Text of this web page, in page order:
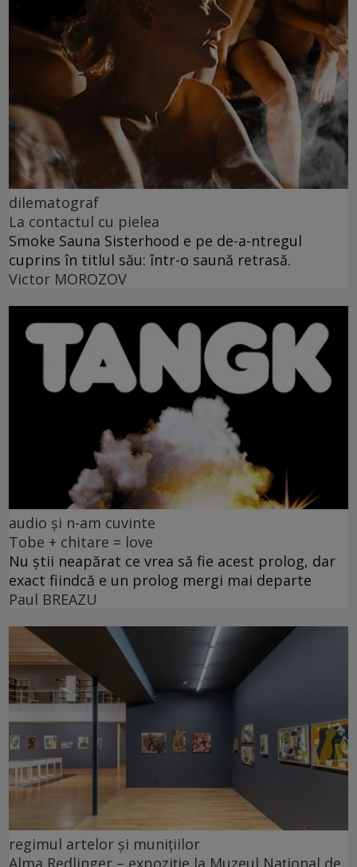
dilematograf
La contactul cu pielea
Smoke Sauna Sisterhood e pe de-a-ntregul
cuprins în titlul său: într-o saună retrasă.
Victor MOROZOV
audio și n-am cuvinte
Tobe + chitare = love
Nu știi neapărat ce vrea să fie acest prolog, dar
exact fiindcă e un prolog mergi mai departe
Paul BREAZU
regimul artelor și munițiilor
Alma Redlinger – expoziție la Muzeul Național de